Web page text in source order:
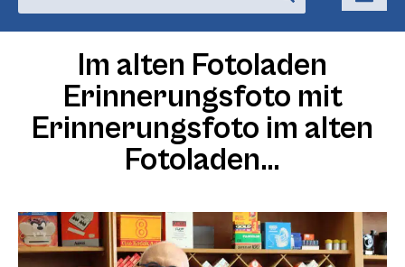
Im alten Fotoladen
Erinnerungsfoto mit
Erinnerungsfoto im alten
Fotoladen…